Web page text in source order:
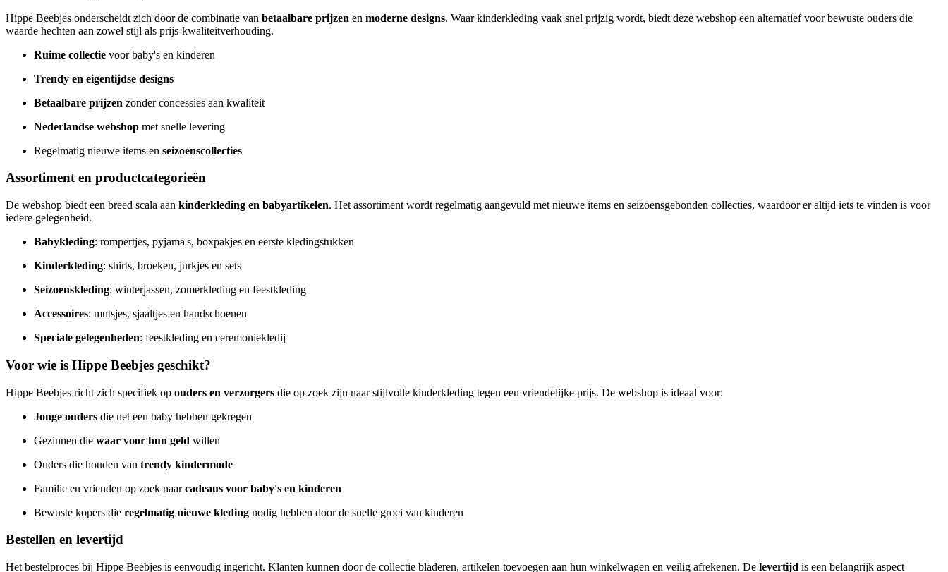
Hippe Beebjes onderscheidt zich door de combinatie van betaalbare prijzen en moderne designs. Waar kinderkleding vaak snel prijzig wordt, biedt deze webshop een alternatief voor bewuste ouders die
waarde hechten aan zowel stijl als prijs-kwaliteitverhouding.
Ruime collectie voor baby's en kinderen
Trendy en eigentijdse designs
Betaalbare prijzen zonder concessies aan kwaliteit
Nederlandse webshop met snelle levering
Regelmatig nieuwe items en seizoenscollecties
Assortiment en productcategorieën
De webshop biedt een breed scala aan kinderkleding en babyartikelen. Het assortiment wordt regelmatig aangevuld met nieuwe items en seizoensgebonden collecties, waardoor er altijd iets te vinden is voor
iedere gelegenheid.
Babykleding: rompertjes, pyjama's, boxpakjes en eerste kledingstukken
Kinderkleding: shirts, broeken, jurkjes en sets
Seizoenskleding: winterjassen, zomerkleding en feestkleding
Accessoires: mutsjes, sjaaltjes en handschoenen
Speciale gelegenheden: feestkleding en ceremoniekledij
Voor wie is Hippe Beebjes geschikt?
Hippe Beebjes richt zich specifiek op ouders en verzorgers die op zoek zijn naar stijlvolle kinderkleding tegen een vriendelijke prijs. De webshop is ideaal voor:
Jonge ouders die net een baby hebben gekregen
Gezinnen die waar voor hun geld willen
Ouders die houden van trendy kindermode
Familie en vrienden op zoek naarcadeaus voor baby's en kinderen
Bewuste kopers die regelmatig nieuwe kleding nodig hebben door de snelle groei van kinderen
Bestellen en levertijd
Het bestelproces bij Hippe Beebjes is eenvoudig ingericht. Klanten kunnen door de collectie bladeren, artikelen toevoegen aan hun winkelwagen en veilig afrekenen. De levertijd is een belangrijk aspect